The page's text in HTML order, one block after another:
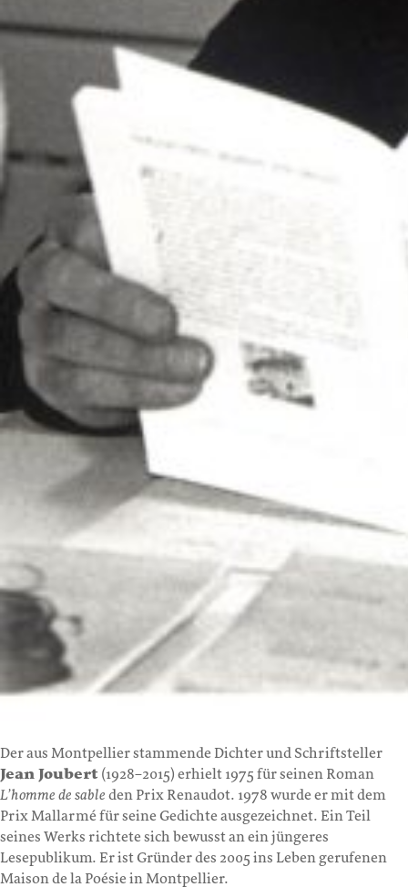
Der aus Montpellier stammende Dichter und Schriftsteller
Jean Joubert (1928–2015) erhielt 1975 für seinen Roman
L’homme de sable den Prix Renaudot. 1978 wurde er mit dem
Prix Mallarmé für seine Gedichte ausgezeichnet. Ein Teil
seines Werks richtete sich bewusst an ein jüngeres
Lesepublikum. Er ist Gründer des 2005 ins Leben gerufenen
Maison de la Poésie in Montpellier.